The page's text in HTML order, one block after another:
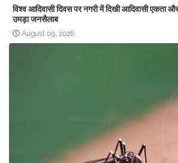
विश्व आदिवासी दिवस पर नगरी में दिखी आदिवासी एकता
उमड़ा जनसैलाब
August 09, 2026